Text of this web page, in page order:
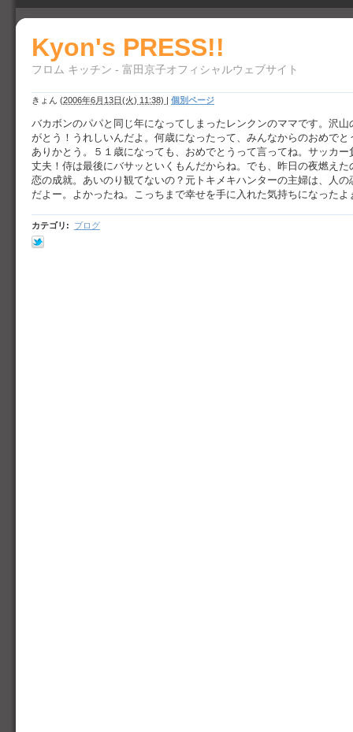
Kyon's PRESS!!
フロム キッチン - 富田京子オフィシャルウェブサイト
きょん (2006年6月13日(火) 11:38) | 個別ページ
バカボンのパパと同じ年になってしまったレンクンのママです。沢山
がとう！うれしいんだよ。何歳になったって、みんなからのおめでと
ありかとう。５１歳になっても、おめでとうって言ってね。サッカ
丈夫！侍は最後にバサッといくもんだからね。でも、昨日の夜燃えた
恋の成就。あいのり観てないの？元トキメキハンターの主婦は、人の
だよー。よかったね。こっちまで幸せを手に入れた気持ちになったよ
カテゴリ : ブログ